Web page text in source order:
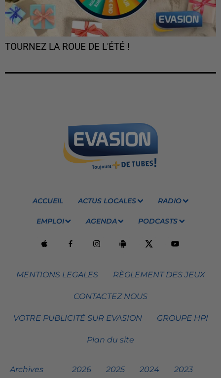
TOURNEZ LA ROUE DE L'ÉTÉ !
ACCUEIL ACTUS LOCALES RADIO
EMPLOI AGENDA PODCASTS
MENTIONS LEGALES RÈGLEMENT DES JEUX
CONTACTEZ NOUS
VOTRE PUBLICITÉ SUR EVASION GROUPE HPI
Plan du site
Archives 2026 2025 2024 2023